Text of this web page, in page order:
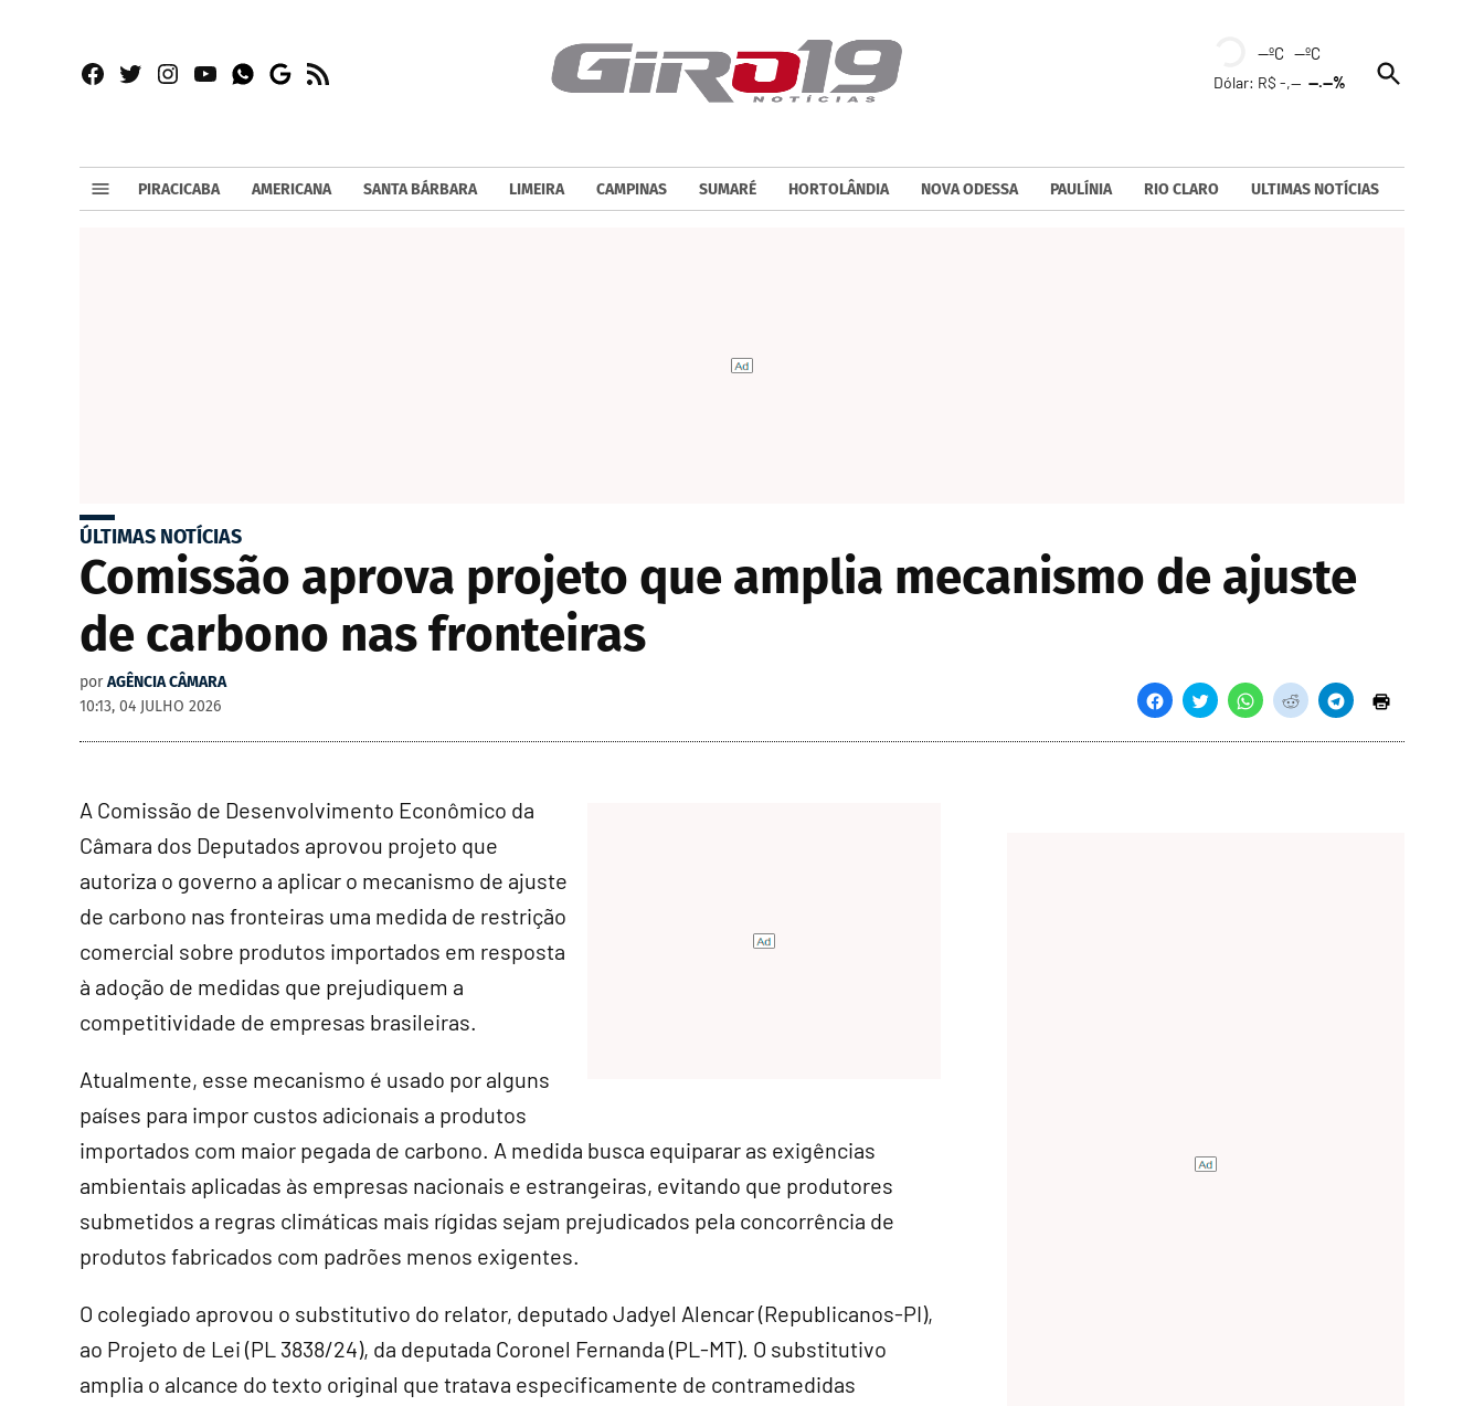
Facebook
TwitterInstagram
YouTubeWhatsapp
Google
RSS
--ºC --ºC
Dólar: R$ -,----.--%
Open
Search
PIRACICABA AMERICANA SANTA BÁRBARA LIMEIRA CAMPINAS SUMARÉ HORTOLÂNDIA NOVA ODESSA PAULÍNIA RIO CLARO ULTIMAS NOTÍCIAS
ÚLTIMAS NOTÍCIAS
Comissão aprova projeto que amplia mecanismo de ajuste
de carbono nas fronteiras
por AGÊNCIA CÂMARA
10:13, 04 JULHO 2026
A Comissão de Desenvolvimento Econômico da
Câmara dos Deputados aprovou projeto que
autoriza o governo a aplicar o mecanismo de ajuste
de carbono nas fronteiras uma medida de restrição
comercial sobre produtos importados em resposta
à adoção de medidas que prejudiquem a
competitividade de empresas brasileiras.
Atualmente, esse mecanismo é usado por alguns
países para impor custos adicionais a produtos
importados com maior pegada de carbono. A medida busca equiparar as exigências
ambientais aplicadas às empresas nacionais e estrangeiras, evitando que produtores
submetidos a regras climáticas mais rígidas sejam prejudicados pela concorrência de
produtos fabricados com padrões menos exigentes.
O colegiado aprovou o substitutivo do relator, deputado Jadyel Alencar (Republicanos-PI),
ao Projeto de Lei (PL 3838/24), da deputada Coronel Fernanda (PL-MT). O substitutivo
amplia o alcance do texto original que tratava especificamente de contramedidas